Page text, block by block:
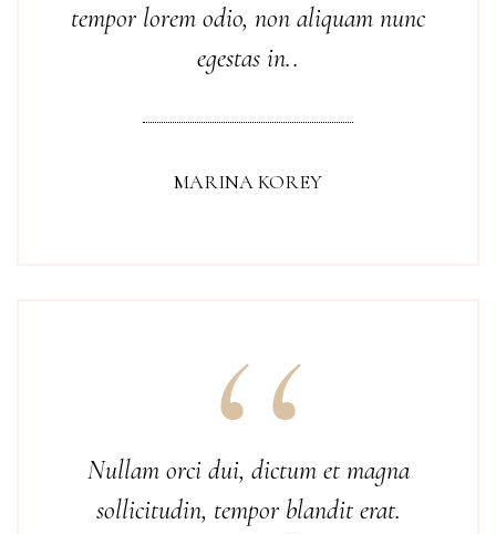
tempor lorem odio, non aliquam nunc
egestas in..
MARINA KOREY
Nullam orci dui, dictum et magna
sollicitudin, tempor blandit erat.